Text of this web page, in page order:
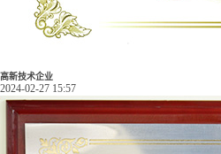
高新技术企业
2024-02-27 15:57